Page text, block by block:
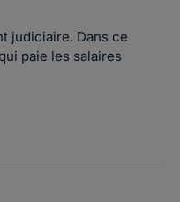
judiciaire. Dans ce
paie les salaires